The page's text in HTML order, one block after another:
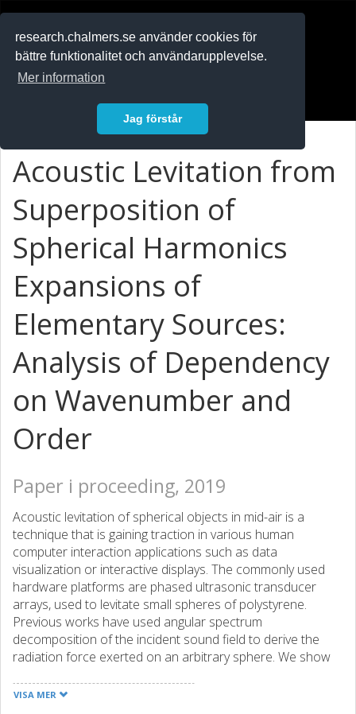
research.chalmers.se använder cookies för
bättre funktionalitet och användarupplevelse.
Mer information
Jag förstår
Acoustic Levitation from
Superposition of
Spherical Harmonics
Expansions of
Elementary Sources:
Analysis of Dependency
on Wavenumber and
Order
Paper i proceeding, 2019
Acoustic levitation of spherical objects in mid-air is a
technique that is gaining traction in various human
computer interaction applications such as data
visualization or interactive displays. The commonly used
hardware platforms are phased ultrasonic transducer
arrays, used to levitate small spheres of polystyrene.
Previous works have used angular spectrum
decomposition of the incident sound field to derive the
radiation force exerted on an arbitrary sphere. We show
transducer arrays, based on direct spherical harmonics
VISA MER